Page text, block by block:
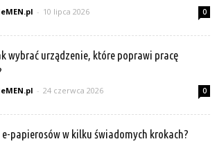
- 10 lipca 2026 0
wybrać urządzenie, które poprawi pracę
- 24 czerwca 2026 0
papierosów w kilku świadomych krokach?